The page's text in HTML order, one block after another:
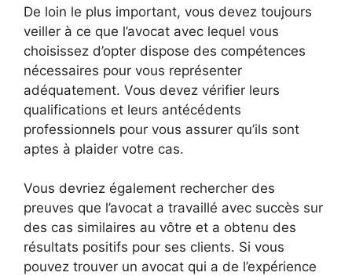
De loin le plus important, vous devez toujours
veiller à ce que l’avocat avec lequel vous
choisissez d’opter dispose des compétences
nécessaires pour vous représenter
adéquatement. Vous devez vérifier leurs
qualifications et leurs antécédents
professionnels pour vous assurer qu’ils sont
aptes à plaider votre cas.
Vous devriez également rechercher des
preuves que l’avocat a travaillé avec succès sur
des cas similaires au vôtre et a obtenu des
résultats positifs pour ses clients. Si vous
pouvez trouver un avocat qui a de l’expérience